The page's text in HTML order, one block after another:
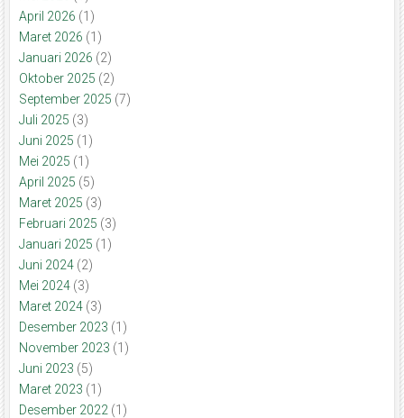
April 2026 (1)
Maret 2026 (1)
Januari 2026 (2)
Oktober 2025 (2)
September 2025 (7)
Juli 2025 (3)
Juni 2025 (1)
Mei 2025 (1)
April 2025 (5)
Maret 2025 (3)
Februari 2025 (3)
Januari 2025 (1)
Juni 2024 (2)
Mei 2024 (3)
Maret 2024 (3)
Desember 2023 (1)
November 2023 (1)
Juni 2023 (5)
Maret 2023 (1)
Desember 2022 (1)